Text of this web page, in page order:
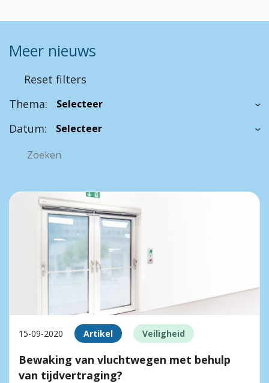
Meer nieuws
Reset filters
Thema:
Datum:
15-09-2020 Artikel Veiligheid
Bewaking van vluchtwegen met behulp
van tijdvertraging?